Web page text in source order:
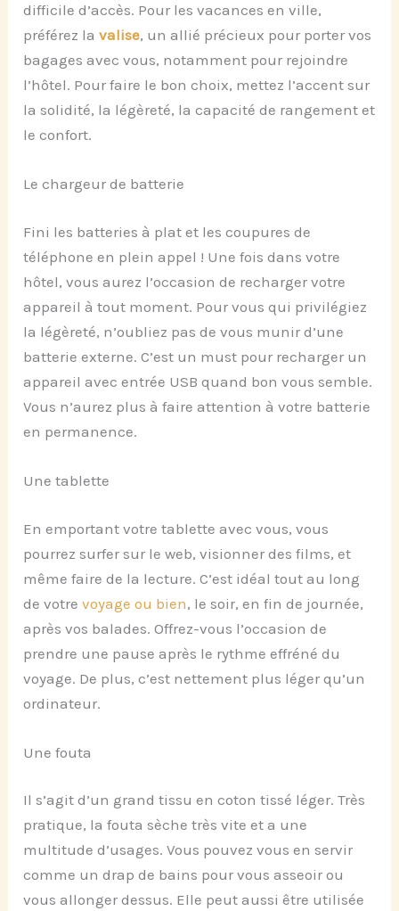
difficile d’accès. Pour les vacances en ville,
préférez lavalise, un allié précieux pour porter vos
bagages avec vous, notamment pour rejoindre
l’hôtel. Pour faire le bon choix, mettez l’accent sur
la solidité, la légèreté, la capacité de rangement et
le confort.
Le chargeur de batterie
Fini les batteries à plat et les coupures de
téléphone en plein appel ! Une fois dans votre
hôtel, vous aurez l’occasion de recharger votre
appareil à tout moment. Pour vous qui privilégiez
la légèreté, n’oubliez pas de vous munir d’une
batterie externe. C’est un must pour recharger un
appareil avec entrée USB quand bon vous semble.
Vous n’aurez plus à faire attention à votre batterie
en permanence.
Une tablette
En emportant votre tablette avec vous, vous
pourrez surfer sur le web, visionner des films, et
même faire de la lecture. C’est idéal tout au long
de votrevoyage ou bien, le soir, en fin de journée,
après vos balades. Offrez-vous l’occasion de
prendre une pause après le rythme effréné du
voyage. De plus, c’est nettement plus léger qu’un
ordinateur.
Une fouta
Il s’agit d’un grand tissu en coton tissé léger. Très
pratique, la fouta sèche très vite et a une
multitude d’usages. Vous pouvez vous en servir
comme un drap de bains pour vous asseoir ou
vous allonger dessus. Elle peut aussi être utilisée